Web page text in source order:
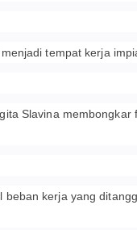
tempat kerja
Slavina
beban kerja yang